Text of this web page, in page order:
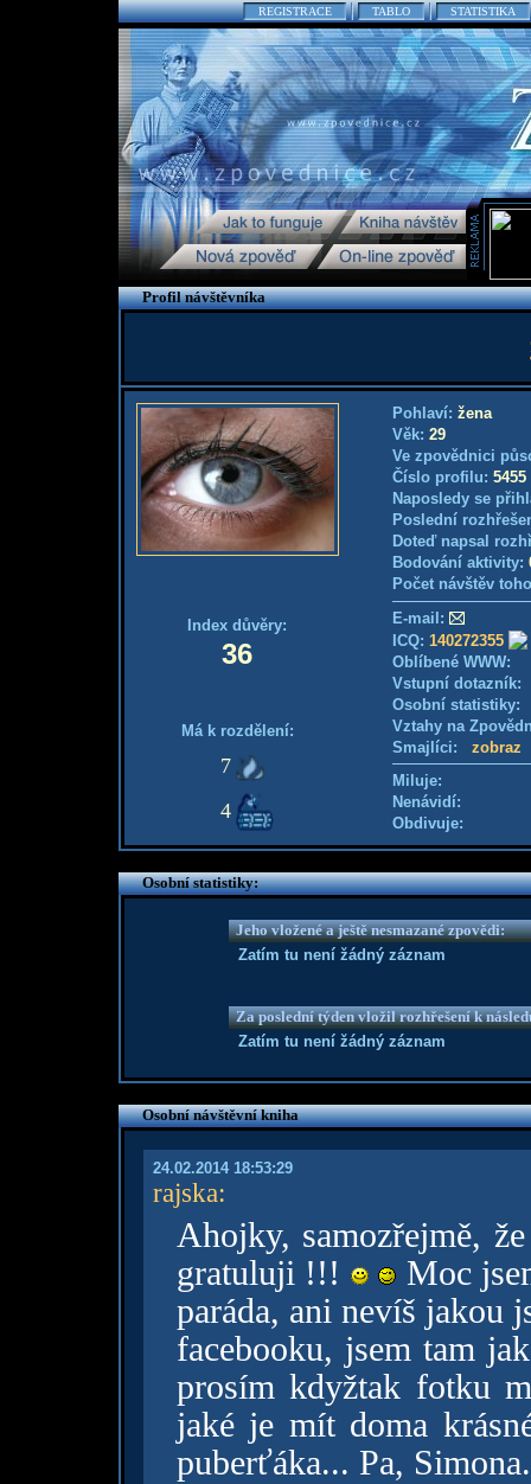
REGISTRACE TABLO STATISTIKA
Profil návštěvníka
Index důvěry:
36
Má k rozdělení:
7
4
Pohlaví: žena
Věk: 29
Ve zpovědnici
Číslo profilu: 5455
Naposledy se
Poslední
Doteď napsal
Bodování aktivity:
Počet návštěv
E-mail:
ICQ: 140272355
Oblíbené WWW:
Vstupní
Osobní
Vztahy na
Smajlíci: zobraz
Miluje:
Nenávidí:
Obdivuje:
Osobní statistiky:
Jeho vložené a ještě nesmazané zpovědi:
Zatím tu není žádný záznam
Za poslední týden vložil rozhřešení k
Zatím tu není žádný záznam
Osobní návštěvní kniha
24.02.2014 18:53:29
rajska:
Ahojky, samozřejmě,
gratuluji !!!
Moc
paráda, ani nevíš jakou
facebooku, jsem tam
prosím kdyžtak fotku
jaké je mít doma
puberťáka... Pa, Simona.